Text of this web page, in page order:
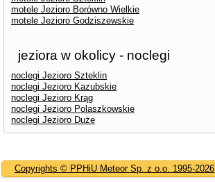
motele Jezioro Borówno Wielkie
motele Jezioro Godziszewskie
jeziora w okolicy - noclegi
noclegi Jezioro Szteklin
noclegi Jezioro Kazubskie
noclegi Jezioro Krąg
noclegi Jezioro Polaszkowskie
noclegi Jezioro Duże
Copyrights © PPHiU Meteor Sp. z o.o. 1995-2026